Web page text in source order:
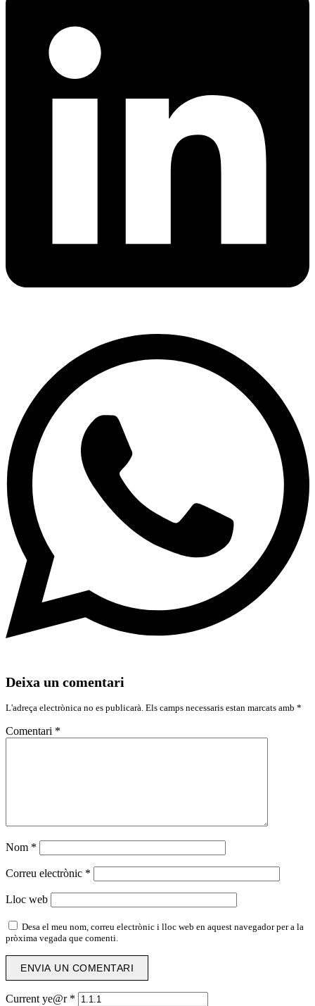
Deixa un comentari
L'adreça electrònica no es publicarà. Els camps necessaris estan marcats amb *
Comentari *
Nom *
Correu electrònic *
Lloc web
Desa el meu nom, correu electrònic i lloc web en aquest navegador per a la
pròxima vegada que comenti.
Current ye@r *